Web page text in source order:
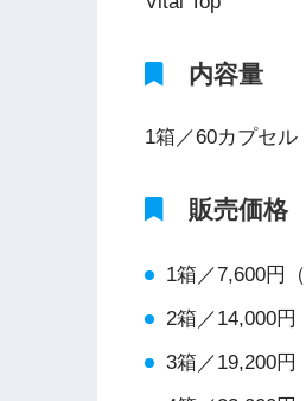
内容量
1箱／60カプセル
販売価格
1箱／7,600円（
2箱／14,000円
3箱／19,200円